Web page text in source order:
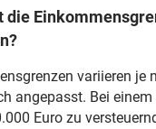
die
variieren je
angepasst. Bei
Euro zu